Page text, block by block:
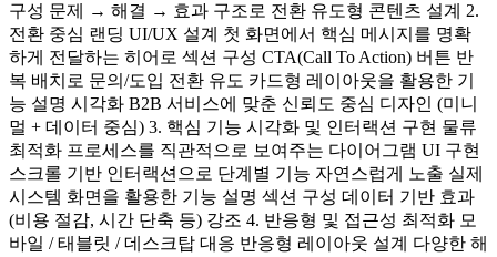
구성 문제 → 해결 → 효과 구조로 전환 유도형 콘텐츠 설계 2.
전환 중심 랜딩 UI/UX 설계 첫 화면에서 핵심 메시지를 명확
하게 전달하는 히어로 섹션 구성 CTA(Call To Action) 버튼 반
복 배치로 문의/도입 전환 유도 카드형 레이아웃을 활용한 기
능 설명 시각화 B2B 서비스에 맞춘 신뢰도 중심 디자인 (미니
멀 + 데이터 중심) 3. 핵심 기능 시각화 및 인터랙션 구현 물류
최적화 프로세스를 직관적으로 보여주는 다이어그램 UI 구현
스크롤 기반 인터랙션으로 단계별 기능 자연스럽게 노출 실제
시스템 화면을 활용한 기능 설명 섹션 구성 데이터 기반 효과
(비용 절감, 시간 단축 등) 강조 4. 반응형 및 접근성 최적화 모
바일 / 태블릿 / 데스크탑 대응 반응형 레이아웃 설계 다양한 해